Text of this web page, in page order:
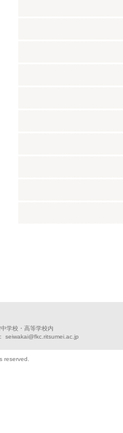
学校・高等学校内
reserved.